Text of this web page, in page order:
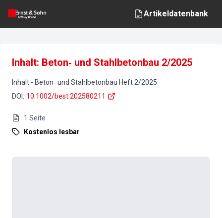
Artikeldatenbank
Inhalt: Beton‐ und Stahlbetonbau 2/2025
Inhalt - Beton‐ und Stahlbetonbau Heft 2/2025
DOI : 10.1002/best.202580211
1 Seite
Kostenlos lesbar